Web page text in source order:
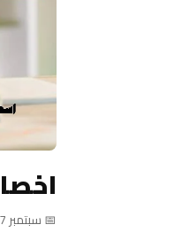
📅 سبتمبر 17, 2022